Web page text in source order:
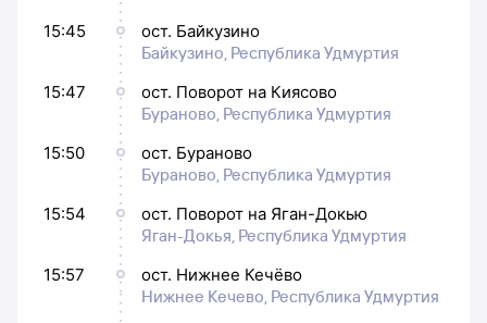
15:45
ост. Байкузино
Байкузино, Республика Удмуртия
15:47
ост. Поворот на Киясово
Бураново, Республика Удмуртия
15:50
ост. Бураново
Бураново, Республика Удмуртия
15:54
ост. Поворот на Яган-Докью
Яган-Докья, Республика Удмуртия
15:57
ост. Нижнее Кечёво
Нижнее Кечево, Республика Удмуртия